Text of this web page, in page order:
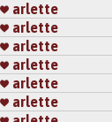
arlette
arlette
arlette
arlette
arlette
arlette